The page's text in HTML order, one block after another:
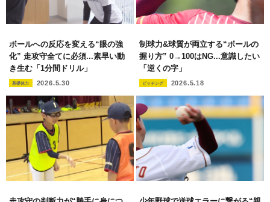
ボールへの反応を変える“眼の強
化” 走攻守全てに必須...素早い動
き生む「1分間ドリル」
基礎体力 2026.5.30
制球力&球質が両立する“ボールの
握り方” 0→100はNG...意識したい
「逆くの字」
ピッチング 2026.5.18